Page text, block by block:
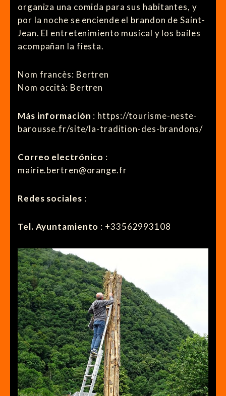
organiza una comida para sus habitantes, y
por la noche se enciende el brandon de Saint-
Jean. El entretenimiento musical y los bailes
acompañan la fiesta.
Nom francès: Bertren
Nom occità: Bertren
Más información : https://tourisme-neste-
barousse.fr/site/la-tradition-des-brandons/
Correo electrónico :
mairie.bertren@orange.fr
Redes sociales :
Tel. Ayuntamiento : +33562993108